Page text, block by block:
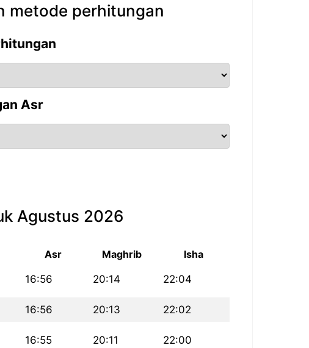
metode perhitungan
Asr
Agustus 2026
Asr Maghrib Isha
16:56 20:14 22:04
16:56 20:13 22:02
16:55 20:11 22:00